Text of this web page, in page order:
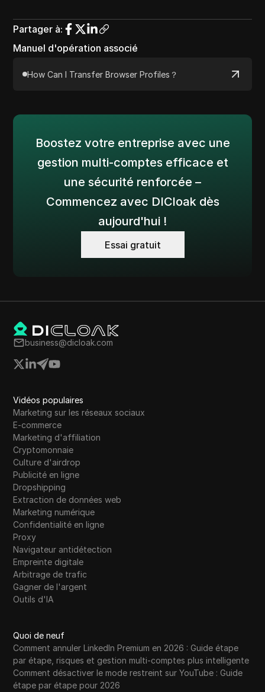
manière efficace.
Partager à:
Manuel d'opération associé
How Can I Transfer Browser Profiles？
Boostez votre entreprise avec une
gestion multi-comptes efficace et
une sécurité renforcée –
Commencez avec DICloak dès
aujourd'hui !
Essai gratuit
business@dicloak.com
Vidéos populaires
Marketing sur les réseaux sociaux
E-commerce
Marketing d'affiliation
Cryptomonnaie
Culture d'airdrop
Publicité en ligne
Dropshipping
Extraction de données web
Marketing numérique
Confidentialité en ligne
Proxy
Navigateur antidétection
Empreinte digitale
Arbitrage de trafic
Gagner de l'argent
Outils d'IA
Quoi de neuf
Comment annuler LinkedIn Premium en 2026 : Guide étape
par étape, risques et gestion multi-comptes plus intelligente
Comment désactiver le mode restreint sur YouTube : Guide
étape par étape pour 2026